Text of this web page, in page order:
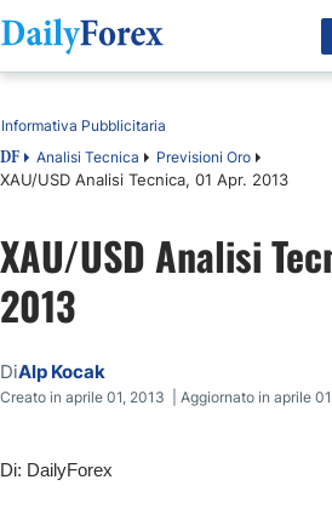
Indice
DF Analisi Tecnica Previsioni Oro
XAU/USD Analisi Tecnica, 01 Apr. 2013
Informativa Pubblicitaria
XAU/USD Analisi
2013
DiAlp Kocak
Creato in aprile 01, 2013 | Aggiornato in aprile
Di: DailyForex